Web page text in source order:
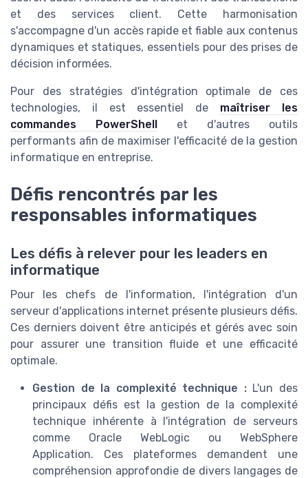
et des services client. Cette harmonisation
s'accompagne d'un accès rapide et fiable aux contenus
dynamiques et statiques, essentiels pour des prises de
décision informées.
Pour des stratégies d'intégration optimale de ces
technologies, il est essentiel de maîtriser les
commandes PowerShell et d'autres outils
performants afin de maximiser l'efficacité de la gestion
informatique en entreprise.
Défis rencontrés par les
responsables informatiques
Les défis à relever pour les leaders en
informatique
Pour les chefs de l'information, l'intégration d'un
serveur d'applications internet présente plusieurs défis.
Ces derniers doivent être anticipés et gérés avec soin
pour assurer une transition fluide et une efficacité
optimale.
Gestion de la complexité technique :L'un des
principaux défis est la gestion de la complexité
technique inhérente à l'intégration de serveurs
comme Oracle WebLogic ou WebSphere
Application. Ces plateformes demandent une
compréhension approfondie de divers langages de